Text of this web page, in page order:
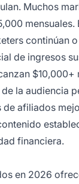
Muchos
mensuales.
continúan
de ingresos
$10,000+
la audiencia
afiliados
financiera.
en 2026